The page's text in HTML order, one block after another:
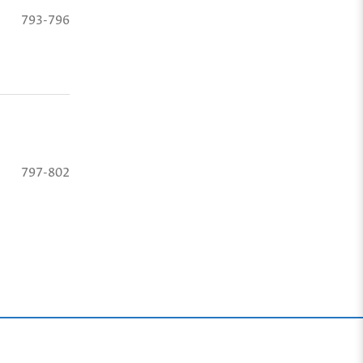
793-796
797-802